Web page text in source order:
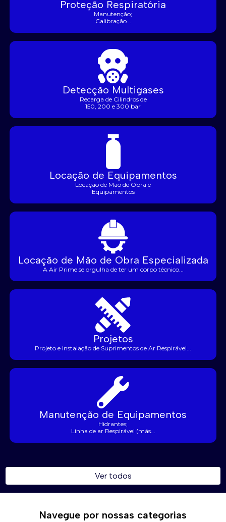
Proteção Respiratória
Manutenção;
Calibração...
Detecção Multigases
Recarga de Cilindros de
150, 200 e 300 bar
Locação de Equipamentos
Locação de Mão de Obra e
Equipamentos
Locação de Mão de Obra Especializada
A Air Prime se orgulha de ter um corpo técnico...
Projetos
Projeto e Instalação de Suprimentos de Ar Respirável...
Manutenção de Equipamentos
Hidrantes;
Linha de ar Respirável (más...
Ver todos
Navegue por nossas categorias